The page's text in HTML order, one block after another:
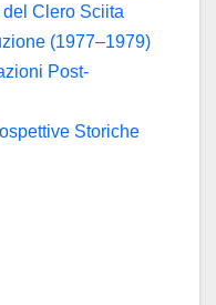
del Clero Sciita
(1977–1979)
Post-
Storiche